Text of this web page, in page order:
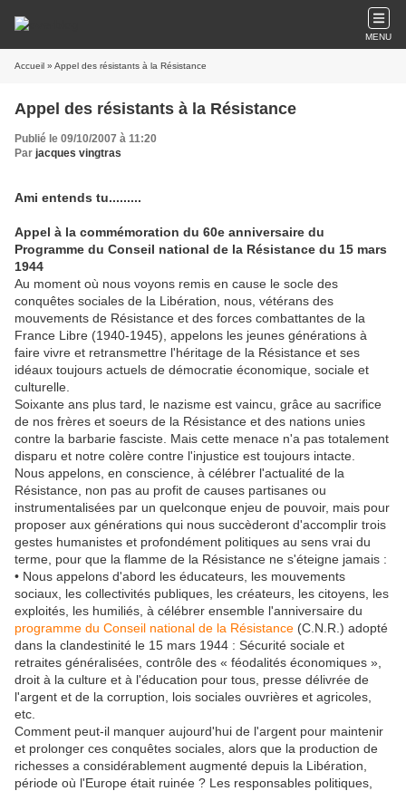
MENU
Accueil » Appel des résistants à la Résistance
Appel des résistants à la Résistance
Publié le 09/10/2007 à 11:20
Par jacques vingtras
Ami entends tu.........
Appel à la commémoration du 60e anniversaire du
Programme du Conseil national de la Résistance du 15 mars
1944
Au moment où nous voyons remis en cause le socle des
conquêtes sociales de la Libération, nous, vétérans des
mouvements de Résistance et des forces combattantes de la
France Libre (1940-1945), appelons les jeunes générations à
faire vivre et retransmettre l'héritage de la Résistance et ses
idéaux toujours actuels de démocratie économique, sociale et
culturelle.
Soixante ans plus tard, le nazisme est vaincu, grâce au sacrifice
de nos frères et soeurs de la Résistance et des nations unies
contre la barbarie fasciste. Mais cette menace n'a pas totalement
disparu et notre colère contre l'injustice est toujours intacte.
Nous appelons, en conscience, à célébrer l'actualité de la
Résistance, non pas au profit de causes partisanes ou
instrumentalisées par un quelconque enjeu de pouvoir, mais pour
proposer aux générations qui nous succèderont d'accomplir trois
gestes humanistes et profondément politiques au sens vrai du
terme, pour que la flamme de la Résistance ne s'éteigne jamais :
• Nous appelons d'abord les éducateurs, les mouvements
sociaux, les collectivités publiques, les créateurs, les citoyens, les
exploités, les humiliés, à célébrer ensemble l'anniversaire du
programme du Conseil national de la Résistance (C.N.R.) adopté
dans la clandestinité le 15 mars 1944 : Sécurité sociale et
retraites généralisées, contrôle des « féodalités économiques »,
droit à la culture et à l'éducation pour tous, presse délivrée de
l'argent et de la corruption, lois sociales ouvrières et agricoles,
etc.
Comment peut-il manquer aujourd'hui de l'argent pour maintenir
et prolonger ces conquêtes sociales, alors que la production de
richesses a considérablement augmenté depuis la Libération,
période où l'Europe était ruinée ? Les responsables politiques,